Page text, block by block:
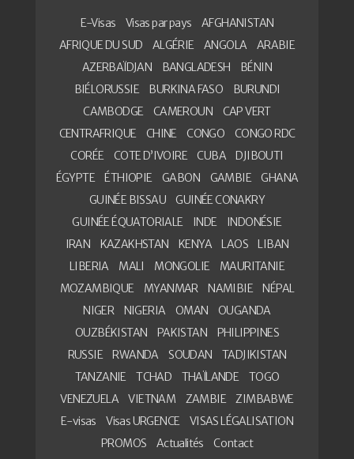
E-Visas Visas par pays
AFGHANISTAN
AFRIQUE DU SUD
ALGÉRIE ANGOLA
ARABIE
AZERBAÏDJAN
BANGLADESH
BÉNIN
BIÉLORUSSIE
BURKINA FASO
BURUNDI
CAMBODGE
CAMEROUN
CAP VERT
CENTRAFRIQUE
CHINE CONGO
CONGO RDC
CORÉE
COTE D’IVOIRE CUBA
DJIBOUTI
ÉGYPTE
ÉTHIOPIE GABON GAMBIE
GHANA
GUINÉE BISSAU
GUINÉE CONAKRY
GUINÉE ÉQUATORIALE
INDE
INDONÉSIE
IRAN
KAZAKHSTAN KENYA LAOS
LIBAN
LIBERIA
MALI MONGOLIE
MAURITANIE
MOZAMBIQUE
MYANMAR NAMIBIE
NÉPAL
NIGER
NIGERIA OMAN
OUGANDA
OUZBÉKISTAN
PAKISTAN
PHILIPPINES
RUSSIE
RWANDA SOUDAN
TADJIKISTAN
TANZANIE
TCHAD THAÏLANDE
TOGO
VENEZUELA
VIETNAM ZAMBIE
ZIMBABWE
E-visas
Visas URGENCE
VISAS LÉGALISATION
PROMOS
Actualités Contact